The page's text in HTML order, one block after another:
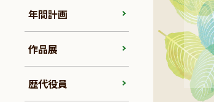
年間計画
作品展
歴代役員